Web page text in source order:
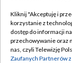
Abonament
Emisja w TVP
Kliknij "Akceptuję i
korzystanie z
dostęp do informacji
przechowywanie oraz
nas, czyli Telewizję
Zaufanych Partnerów